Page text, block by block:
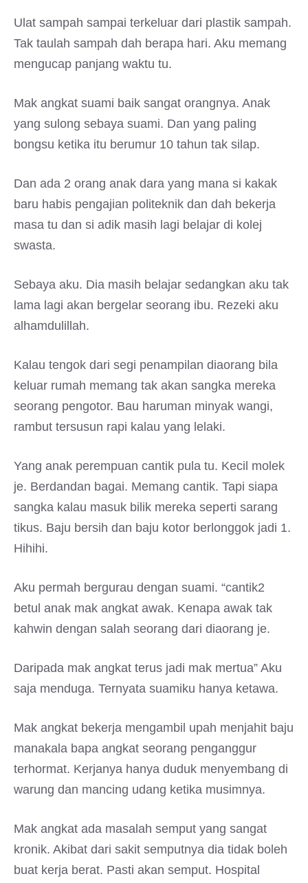
Ulat sampah sampai terkeluar dari plastik sampah.
Tak taulah sampah dah berapa hari. Aku memang
mengucap panjang waktu tu.
Mak angkat suami baik sangat orangnya. Anak
yang sulong sebaya suami. Dan yang paling
bongsu ketika itu berumur 10 tahun tak silap.
Dan ada 2 orang anak dara yang mana si kakak
baru habis pengajian politeknik dan dah bekerja
masa tu dan si adik masih lagi belajar di kolej
swasta.
Sebaya aku. Dia masih belajar sedangkan aku tak
lama lagi akan bergelar seorang ibu. Rezeki aku
alhamdulillah.
Kalau tengok dari segi penampilan diaorang bila
keluar rumah memang tak akan sangka mereka
seorang pengotor. Bau haruman minyak wangi,
rambut tersusun rapi kalau yang lelaki.
Yang anak perempuan cantik pula tu. Kecil molek
je. Berdandan bagai. Memang cantik. Tapi siapa
sangka kalau masuk bilik mereka seperti sarang
tikus. Baju bersih dan baju kotor berlonggok jadi 1.
Hihihi.
Aku permah bergurau dengan suami. “cantik2
betul anak mak angkat awak. Kenapa awak tak
kahwin dengan salah seorang dari diaorang je.
Daripada mak angkat terus jadi mak mertua” Aku
saja menduga. Ternyata suamiku hanya ketawa.
Mak angkat bekerja mengambil upah menjahit baju
manakala bapa angkat seorang penganggur
terhormat. Kerjanya hanya duduk menyembang di
warung dan mancing udang ketika musimnya.
Mak angkat ada masalah semput yang sangat
kronik. Akibat dari sakit semputnya dia tidak boleh
buat kerja berat. Pasti akan semput. Hospital